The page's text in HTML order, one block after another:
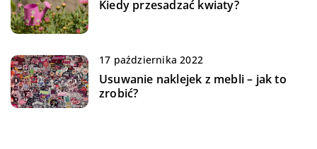
Kiedy przesadzać kwiaty?
17 października 2022
Usuwanie naklejek z mebli – jak to
zrobić?